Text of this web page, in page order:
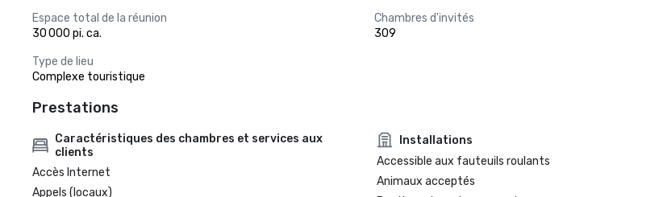
Espace total de la réunion
30 000 pi. ca.
Chambres d'invités
309
Type de lieu
Complexe touristique
Prestations
Caractéristiques des chambres et services aux
clients
Accès Internet
Appels (locaux)
Installations
Accessible aux fauteuils roulants
Animaux acceptés